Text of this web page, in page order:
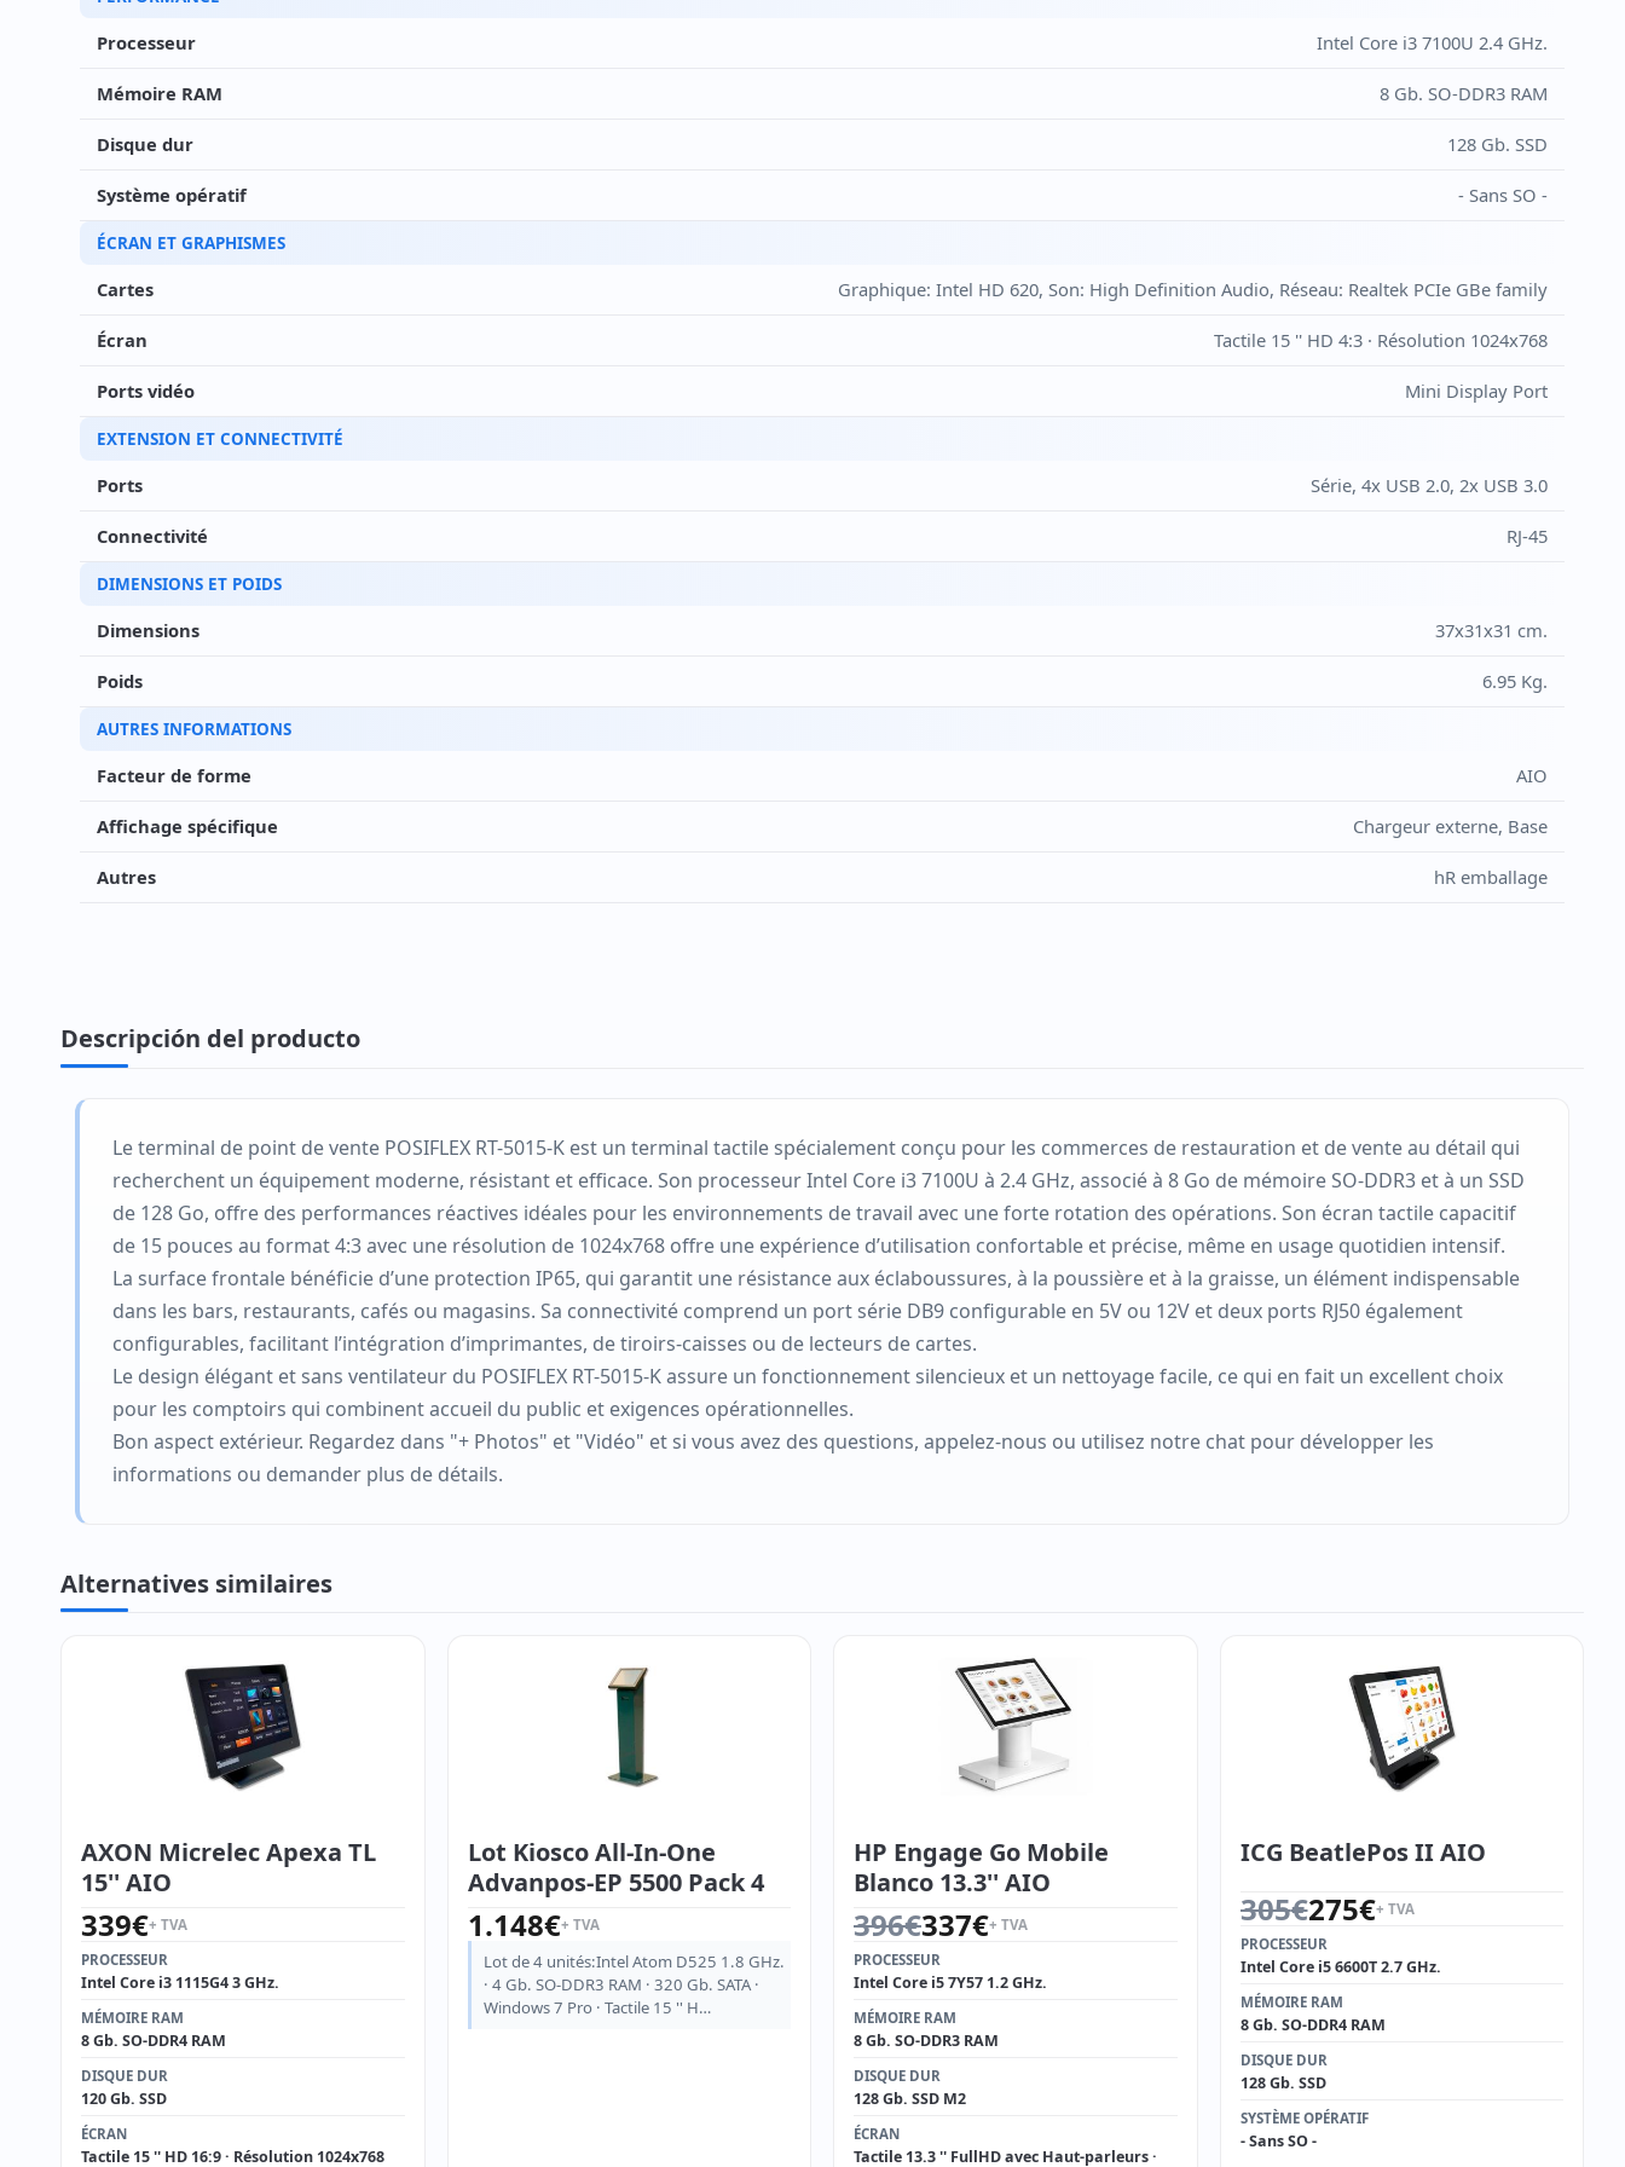
Processeur Intel Core i3 7100U 2.4 GHz.
Mémoire RAM 8 Gb. SO-DDR3 RAM
Disque dur 128 Gb. SSD
Système opératif - Sans SO -
ÉCRAN ET GRAPHISMES
Cartes Graphique: Intel HD 620, Son: High Definition Audio, Réseau: Realtek PCIe GBe family
Écran Tactile 15 '' HD 4:3 · Résolution 1024x768
Ports vidéo Mini Display Port
EXTENSION ET CONNECTIVITÉ
Ports Série, 4x USB 2.0, 2x USB 3.0
Connectivité RJ-45
DIMENSIONS ET POIDS
Dimensions 37x31x31 cm.
Poids 6.95 Kg.
AUTRES INFORMATIONS
Facteur de forme AIO
Affichage spécifique Chargeur externe, Base
Autres hR emballage
Descripción del producto
Le terminal de point de vente POSIFLEX RT-5015-K est un terminal tactile spécialement conçu pour les commerces de restauration et de vente au détail qui
recherchent un équipement moderne, résistant et efficace. Son processeur Intel Core i3 7100U à 2.4 GHz, associé à 8 Go de mémoire SO-DDR3 et à un SSD
de 128 Go, offre des performances réactives idéales pour les environnements de travail avec une forte rotation des opérations. Son écran tactile capacitif
de 15 pouces au format 4:3 avec une résolution de 1024x768 offre une expérience d’utilisation confortable et précise, même en usage quotidien intensif.
La surface frontale bénéficie d’une protection IP65, qui garantit une résistance aux éclaboussures, à la poussière et à la graisse, un élément indispensable
dans les bars, restaurants, cafés ou magasins. Sa connectivité comprend un port série DB9 configurable en 5V ou 12V et deux ports RJ50 également
configurables, facilitant l’intégration d’imprimantes, de tiroirs-caisses ou de lecteurs de cartes.
Le design élégant et sans ventilateur du POSIFLEX RT-5015-K assure un fonctionnement silencieux et un nettoyage facile, ce qui en fait un excellent choix
pour les comptoirs qui combinent accueil du public et exigences opérationnelles.
Bon aspect extérieur. Regardez dans "+ Photos" et "Vidéo" et si vous avez des questions, appelez-nous ou utilisez notre chat pour développer les
informations ou demander plus de détails.
Alternatives similaires
AXON Micrelec Apexa TL
15'' AIO
339€+ TVA
PROCESSEUR
Intel Core i3 1115G4 3 GHz.
MÉMOIRE RAM
8 Gb. SO-DDR4 RAM
DISQUE DUR
120 Gb. SSD
ÉCRAN
Tactile 15 '' HD 16:9 · Résolution 1024x768
Lot Kiosco All-In-One
Advanpos-EP 5500 Pack 4
1.148€+ TVA
Lot de 4 unités:Intel Atom D525 1.8 GHz.
· 4 Gb. SO-DDR3 RAM · 320 Gb. SATA ·
Windows 7 Pro · Tactile 15 '' H…
HP Engage Go Mobile
Blanco 13.3'' AIO
396€
Le prix initial était : 396€.
337€
Le prix actuel est : 337€.
+ TVA
PROCESSEUR
Intel Core i5 7Y57 1.2 GHz.
MÉMOIRE RAM
8 Gb. SO-DDR3 RAM
DISQUE DUR
128 Gb. SSD M2
ÉCRAN
Tactile 13.3 '' FullHD avec Haut-parleurs ·
ICG BeatlePos II AIO
305€
Le prix initial était : 305€.
275€
Le prix actuel est : 275€.
+ TVA
PROCESSEUR
Intel Core i5 6600T 2.7 GHz.
MÉMOIRE RAM
8 Gb. SO-DDR4 RAM
DISQUE DUR
128 Gb. SSD
SYSTÈME OPÉRATIF
- Sans SO -